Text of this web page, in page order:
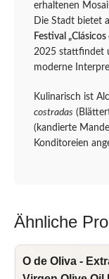
erhaltenen
Die Stadt bietet
Festival „Clásicos
2025 stattfindet
moderne
Kulinarisch ist
costradas
(kandierte
Konditoreien
Ähnliche
O de Oliva -